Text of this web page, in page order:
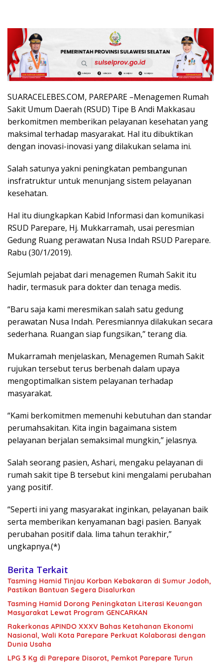
SUARACELEBES.COM, PAREPARE –Menagemen Rumah
Sakit Umum Daerah (RSUD) Tipe B Andi Makkasau
berkomitmen memberikan pelayanan kesehatan yang
maksimal terhadap masyarakat. Hal itu dibuktikan
dengan inovasi-inovasi yang dilakukan selama ini.
Salah satunya yakni peningkatan pembangunan
insfratruktur untuk menunjang sistem pelayanan
kesehatan.
Hal itu diungkapkan Kabid Informasi dan komunikasi
RSUD Parepare, Hj. Mukkarramah, usai peresmian
Gedung Ruang perawatan Nusa Indah RSUD Parepare.
Rabu (30/1/2019).
Sejumlah pejabat dari menagemen Rumah Sakit itu
hadir, termasuk para dokter dan tenaga medis.
“Baru saja kami meresmikan salah satu gedung
perawatan Nusa Indah. Peresmiannya dilakukan secara
sederhana. Ruangan siap fungsikan,” terang dia.
Mukarramah menjelaskan, Menagemen Rumah Sakit
rujukan tersebut terus berbenah dalam upaya
mengoptimalkan sistem pelayanan terhadap
masyarakat.
“Kami berkomitmen memenuhi kebutuhan dan standar
perumahsakitan. Kita ingin bagaimana sistem
pelayanan berjalan semaksimal mungkin,” jelasnya.
Salah seorang pasien, Ashari, mengaku pelayanan di
rumah sakit tipe B tersebut kini mengalami perubahan
yang positif.
“Seperti ini yang masyarakat inginkan, pelayanan baik
serta memberikan kenyamanan bagi pasien. Banyak
perubahan positif dala. lima tahun terakhir,”
ungkapnya.(*)
Berita Terkait
Tasming Hamid Tinjau Korban Kebakaran di Sumur Jodoh,
Pastikan Bantuan Segera Disalurkan
Tasming Hamid Dorong Peningkatan Literasi Keuangan
Masyarakat Lewat Program GENCARKAN
Rakerkonas APINDO XXXV Bahas Ketahanan Ekonomi
Nasional, Wali Kota Parepare Perkuat Kolaborasi dengan
Dunia Usaha
LPG 3 Kg di Parepare Disorot, Pemkot Parepare Turun